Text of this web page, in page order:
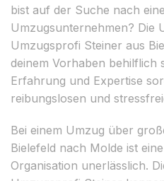
bist auf der Suche nach
Umzugsunternehmen? Die
Umzugsprofi Steiner aus
deinem Vorhaben behilflich
Erfahrung und Expertise
reibungslosen und
Bei einem Umzug über
Bielefeld nach Molde ist
Organisation unerlässlich.